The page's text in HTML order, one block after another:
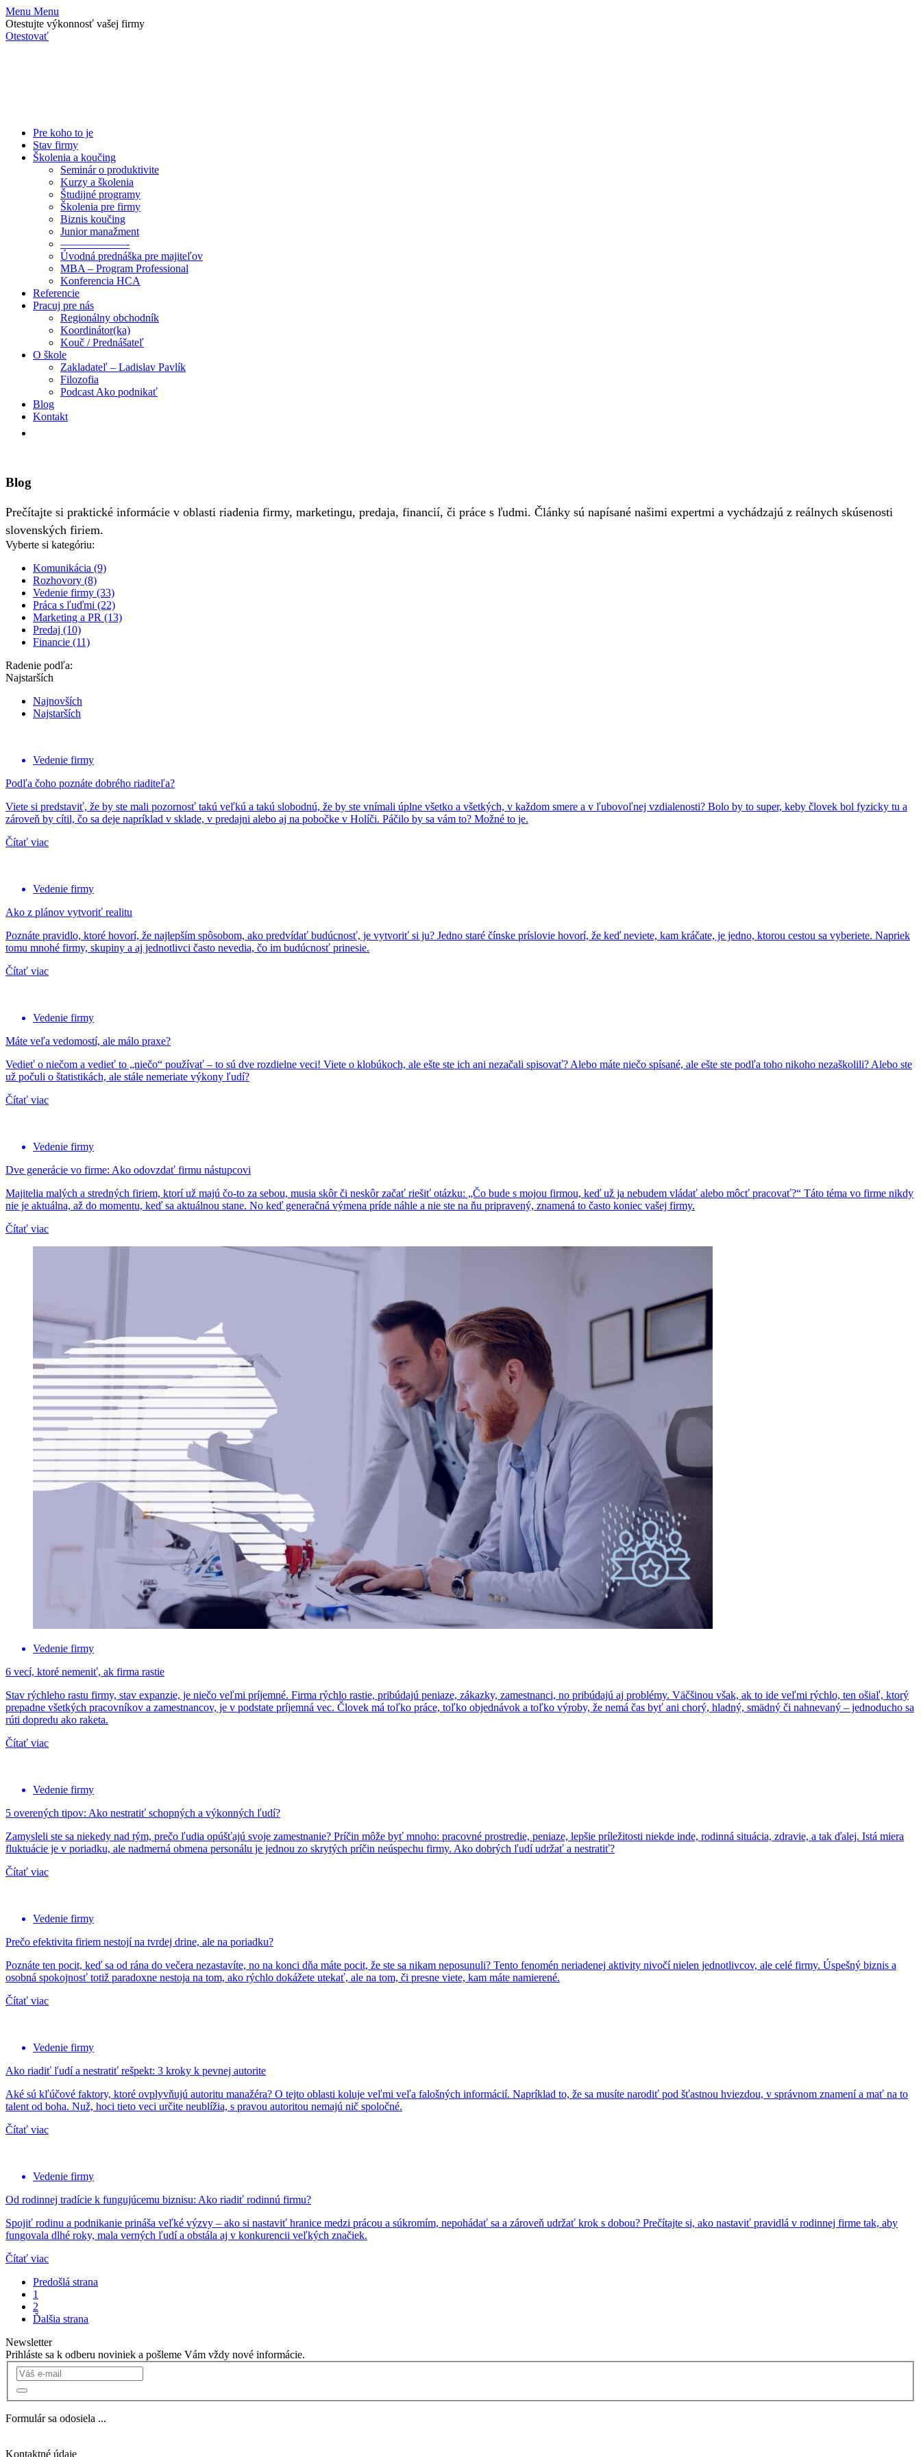
Menu Menu
Otestujte výkonnosť vašej firmy
Otestovať
Pre koho to je
Stav firmy
Školenia a koučing
Seminár o produktivite
Kurzy a školenia
Študijné programy
Školenia pre firmy
Biznis koučing
Junior manažment
——————-
Úvodná prednáška pre majiteľov
MBA – Program Professional
Konferencia HCA
Referencie
Pracuj pre nás
Regionálny obchodník
Koordinátor(ka)
Kouč / Prednášateľ
O škole
Zakladateľ – Ladislav Pavlík
Filozofia
Podcast Ako podnikať
Blog
Kontakt
Blog
Prečítajte si praktické informácie v oblasti riadenia firmy, marketingu, predaja, financií, či práce s ľudmi. Články sú napísané našimi expertmi a vychádzajú z reálnych skúsenosti
slovenských firiem.
Vyberte si kategóriu:
Komunikácia (9)
Rozhovory (8)
Vedenie firmy (33)
Práca s ľuďmi (22)
Marketing a PR (13)
Predaj (10)
Financie (11)
Radenie podľa:
Najstarších
Najnovších
Najstarších
Vedenie firmy
Podľa čoho poznáte dobrého riaditeľa?
Viete si predstaviť, že by ste mali pozornosť takú veľkú a takú slobodnú, že by ste vnímali úplne všetko a všetkých, v každom smere a v ľubovoľnej vzdialenosti? Bolo by to super, keby človek bol fyzicky tu a
zároveň by cítil, čo sa deje napríklad v sklade, v predajni alebo aj na pobočke v Holíči. Páčilo by sa vám to? Možné to je.
Čítať viac
Vedenie firmy
Ako z plánov vytvoriť realitu
Poznáte pravidlo, ktoré hovorí, že najlepším spôsobom, ako predvídať budúcnosť, je vytvoriť si ju? Jedno staré čínske príslovie hovorí, že keď neviete, kam kráčate, je jedno, ktorou cestou sa vyberiete. Napriek
tomu mnohé firmy, skupiny a aj jednotlivci často nevedia, čo im budúcnosť prinesie.
Čítať viac
Vedenie firmy
Máte veľa vedomostí, ale málo praxe?
Vedieť o niečom a vedieť to „niečo“ používať – to sú dve rozdielne veci! Viete o klobúkoch, ale ešte ste ich ani nezačali spisovať? Alebo máte niečo spísané, ale ešte ste podľa toho nikoho nezaškolili? Alebo ste
už počuli o štatistikách, ale stále nemeriate výkony ľudí?
Čítať viac
Vedenie firmy
Dve generácie vo firme: Ako odovzdať firmu nástupcovi
Majitelia malých a stredných firiem, ktorí už majú čo-to za sebou, musia skôr či neskôr začať riešiť otázku: „Čo bude s mojou firmou, keď už ja nebudem vládať alebo môcť pracovať?“ Táto téma vo firme nikdy
nie je aktuálna, až do momentu, keď sa aktuálnou stane. No keď generačná výmena príde náhle a nie ste na ňu pripravený, znamená to často koniec vašej firmy.
Čítať viac
Vedenie firmy
6 vecí, ktoré nemeniť, ak firma rastie
Stav rýchleho rastu firmy, stav expanzie, je niečo veľmi príjemné. Firma rýchlo rastie, pribúdajú peniaze, zákazky, zamestnanci, no pribúdajú aj problémy. Väčšinou však, ak to ide veľmi rýchlo, ten ošiaľ, ktorý
prepadne všetkých pracovníkov a zamestnancov, je v podstate príjemná vec. Človek má toľko práce, toľko objednávok a toľko výroby, že nemá čas byť ani chorý, hladný, smädný či nahnevaný – jednoducho sa
rúti dopredu ako raketa.
Čítať viac
Vedenie firmy
5 overených tipov: Ako nestratiť schopných a výkonných ľudí?
Zamysleli ste sa niekedy nad tým, prečo ľudia opúšťajú svoje zamestnanie? Príčin môže byť mnoho: pracovné prostredie, peniaze, lepšie príležitosti niekde inde, rodinná situácia, zdravie, a tak ďalej. Istá miera
fluktuácie je v poriadku, ale nadmerná obmena personálu je jednou zo skrytých príčin neúspechu firmy. Ako dobrých ľudí udržať a nestratiť?
Čítať viac
Vedenie firmy
Prečo efektivita firiem nestojí na tvrdej drine, ale na poriadku?
Poznáte ten pocit, keď sa od rána do večera nezastavíte, no na konci dňa máte pocit, že ste sa nikam neposunuli? Tento fenomén neriadenej aktivity nivočí nielen jednotlivcov, ale celé firmy. Úspešný biznis a
osobná spokojnosť totiž paradoxne nestoja na tom, ako rýchlo dokážete utekať, ale na tom, či presne viete, kam máte namierené.
Čítať viac
Vedenie firmy
Ako riadiť ľudí a nestratiť rešpekt: 3 kroky k pevnej autorite
Aké sú kľúčové faktory, ktoré ovplyvňujú autoritu manažéra? O tejto oblasti koluje veľmi veľa falošných informácií. Napríklad to, že sa musíte narodiť pod šťastnou hviezdou, v správnom znamení a mať na to
talent od boha. Nuž, hoci tieto veci určite neublížia, s pravou autoritou nemajú nič spoločné.
Čítať viac
Vedenie firmy
Od rodinnej tradície k fungujúcemu biznisu: Ako riadiť rodinnú firmu?
Spojiť rodinu a podnikanie prináša veľké výzvy – ako si nastaviť hranice medzi prácou a súkromím, nepohádať sa a zároveň udržať krok s dobou? Prečítajte si, ako nastaviť pravidlá v rodinnej firme tak, aby
fungovala dlhé roky, mala verných ľudí a obstála aj v konkurencii veľkých značiek.
Čítať viac
Predošlá strana
1
2
Ďalšia strana
Newsletter
Prihláste sa k odberu noviniek a pošleme Vám vždy nové informácie.
Formulár sa odosiela ...
Kontaktné údaje